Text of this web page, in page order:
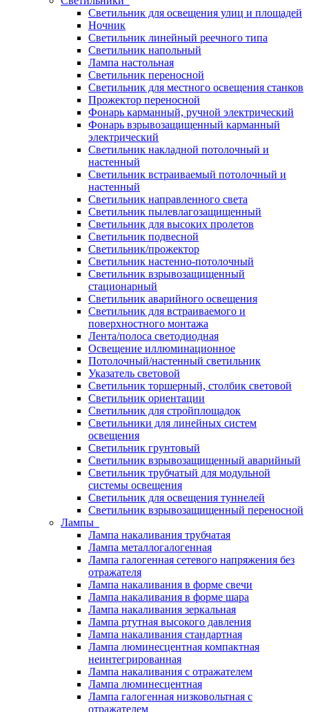
Светильник для освещения улиц и площадей
Ночник
Светильник линейный реечного типа
Светильник напольный
Лампа настольная
Светильник переносной
Светильник для местного освещения станков
Прожектор переносной
Фонарь карманный, ручной электрический
Фонарь взрывозащищенный карманный
электрический
Светильник накладной потолочный и
настенный
Светильник встраиваемый потолочный и
настенный
Светильник направленного света
Светильник пылевлагозащищенный
Светильник для высоких пролетов
Светильник подвесной
Светильник/прожектор
Светильник настенно-потолочный
Светильник взрывозащищенный
стационарный
Светильник аварийного освещения
Светильник для встраиваемого и
поверхностного монтажа
Лента/полоса светодиодная
Освещение иллюминационное
Потолочный/настенный светильник
Указатель световой
Светильник торшерный, столбик световой
Светильник ориентации
Светильник для стройплощадок
Светильники для линейных систем
освещения
Светильник грунтовый
Светильник взрывозащищенный аварийный
Светильник трубчатый для модульной
системы освещения
Светильник для освещения туннелей
Светильник взрывозащищенный переносной
Лампы
Лампа накаливания трубчатая
Лампа металлогалогенная
Лампа галогенная сетевого напряжения без
отражателя
Лампа накаливания в форме свечи
Лампа накаливания в форме шара
Лампа накаливания зеркальная
Лампа ртутная высокого давления
Лампа накаливания стандартная
Лампа люминесцентная компактная
неинтегрированная
Лампа накаливания с отражателем
Лампа люминесцентная
Лампа галогенная низковольтная с
отражателем